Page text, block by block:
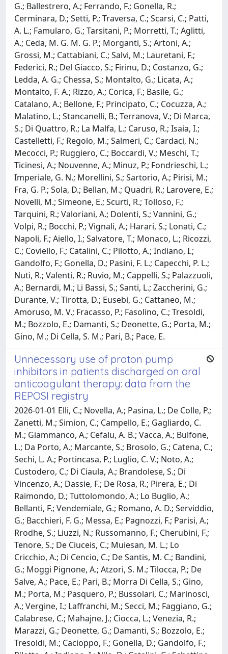
G.; Ballestrero, A.; Ferrando, F.; Gonella, R.;
Cerminara, D.; Setti, P.; Traversa, C.; Scarsi, C.; Patti,
A. L.; Famularo, G.; Tarsitani, P.; Morretti, T.; Aglitti,
A.; Ceda, M. G. M. G. P.; Morganti, S.; Artoni, A.;
Grossi, M.; Cattabiani, C.; Salvi, M.; Lauretani, F.;
Federici, R.; Del Giacco, S.; Firinu, D.; Costanzo, G.;
Ledda, A. G.; Chessa, S.; Montalto, G.; Licata, A.;
Montalto, F. A.; Rizzo, A.; Corica, F.; Basile, G.;
Catalano, A.; Bellone, F.; Principato, C.; Cocuzza, A.;
Malatino, L.; Stancanelli, B.; Terranova, V.; Di Marca,
S.; Di Quattro, R.; La Malfa, L.; Caruso, R.; Isaia, I.;
Castelletti, F.; Regolo, M.; Salmeri, C.; Cardaci, N.;
Mecocci, P.; Ruggiero, C.; Boccardi, V.; Meschi, T.;
Ticinesi, A.; Nouvenne, A.; Minuz, P.; Fondrieschi, L.;
Imperiale, G. N.; Morellini, S.; Sartorio, A.; Pirisi, M.;
Fra, G. P.; Sola, D.; Bellan, M.; Quadri, R.; Larovere, E.;
Novelli, M.; Simeone, E.; Scurti, R.; Tolloso, F.;
Tarquini, R.; Valoriani, A.; Dolenti, S.; Vannini, G.;
Volpi, R.; Bocchi, P.; Vignali, A.; Harari, S.; Lonati, C.;
Napoli, F.; Aiello, I.; Salvatore, T.; Monaco, L.; Ricozzi,
C.; Coviello, F.; Catalini, C.; Pilotto, A.; Indiano, I.;
Gandolfo, F.; Gonella, D.; Pasini, F. L.; Capecchi, P. L.;
Nuti, R.; Valenti, R.; Ruvio, M.; Cappelli, S.; Palazzuoli,
A.; Bernardi, M.; Li Bassi, S.; Santi, L.; Zaccherini, G.;
Durante, V.; Tirotta, D.; Eusebi, G.; Cattaneo, M.;
Amoruso, M. V.; Fracasso, P.; Fasolino, C.; Tresoldi,
M.; Bozzolo, E.; Damanti, S.; Deonette, G.; Porta, M.;
Gino, M.; Di Cella, S. M.; Pari, B.; Pace, E.
Unnecessary use of proton pump
inhibitors in patients discharged on oral
anticoagulant therapy: data from the
REPOSI registry
2026-01-01 Elli, C.; Novella, A.; Pasina, L.; De Colle, P.;
Zanetti, M.; Simion, C.; Campello, E.; Gagliardo, C.
M.; Giammanco, A.; Cefalu, A. B.; Vacca, A.; Bulfone,
L.; Da Porto, A.; Marcante, S.; Brosolo, G.; Catena, C.;
Sechi, L. A.; Portincasa, P.; Luglio, C. V.; Noto, A.;
Custodero, C.; Di Ciaula, A.; Brandolese, S.; Di
Vincenzo, A.; Dassie, F.; De Rosa, R.; Pirera, E.; Di
Raimondo, D.; Tuttolomondo, A.; Lo Buglio, A.;
Bellanti, F.; Vendemiale, G.; Romano, A. D.; Serviddio,
G.; Bacchieri, F. G.; Messa, E.; Pagnozzi, F.; Parisi, A.;
Rrodhe, S.; Liuzzi, N.; Russomanno, F.; Cherubini, F.;
Tenore, S.; De Ciuceis, C.; Muiesan, M. L.; Lo
Cricchio, A.; Di Cencio, C.; De Santis, M. C.; Bandini,
G.; Moggi Pignone, A.; Atzori, S. M.; Tilocca, P.; De
Salve, A.; Pace, E.; Pari, B.; Morra Di Cella, S.; Gino,
M.; Porta, M.; Pasquero, P.; Bussolari, C.; Marinosci,
A.; Vergine, I.; Laffranchi, M.; Secci, M.; Faggiano, G.;
Calabrese, C.; Mahajne, J.; Ciocca, L.; Venezia, R.;
Marazzi, G.; Deonette, G.; Damanti, S.; Bozzolo, E.;
Tresoldi, M.; Cacioppo, F.; Gonella, D.; Gandolfo, F.;